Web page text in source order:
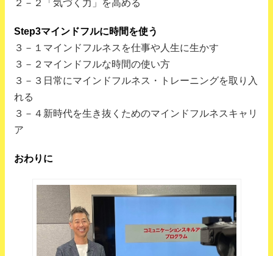
２－２「気づく力」を高める
Step3マインドフルに時間を使う
３－１マインドフルネスを仕事や人生に生かす
３－２マインドフルな時間の使い方
３－３日常にマインドフルネス・トレーニングを取り入
れる
３－４新時代を生き抜くためのマインドフルネスキャリ
ア
おわりに